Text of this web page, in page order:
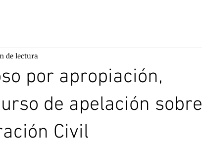
por apropiación,
de apelación sobre
Civil
de lectura